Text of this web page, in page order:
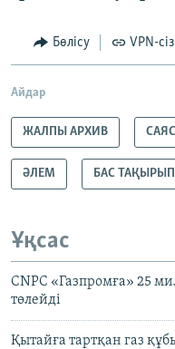
Бөлісу VPN-
Айдар
ЖАЛПЫ АРХИВ
ӘЛЕМ БАС
Ұқсас
CNPC «Газпромға» 25
төлейді
Қытайға тартқан газ